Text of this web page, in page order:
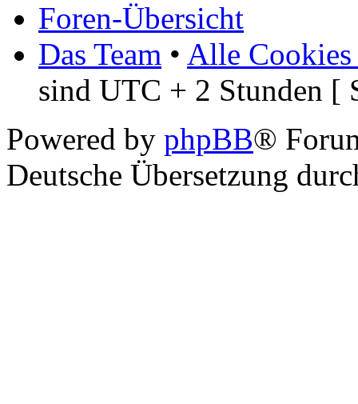
Foren-Übersicht
Das Team • Alle Cookies
sind UTC + 2 Stunden [
Powered by phpBB®
Deutsche Übersetzung